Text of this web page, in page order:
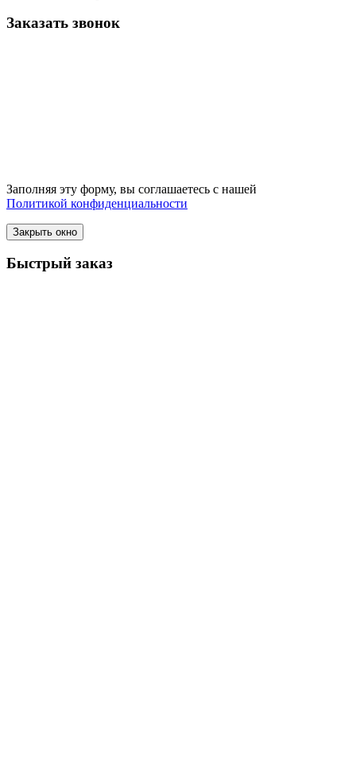
Заказать звонок
Заполняя эту форму, вы соглашаетесь с нашей
Политикой конфиденциальности
Закрыть окно
Быстрый заказ